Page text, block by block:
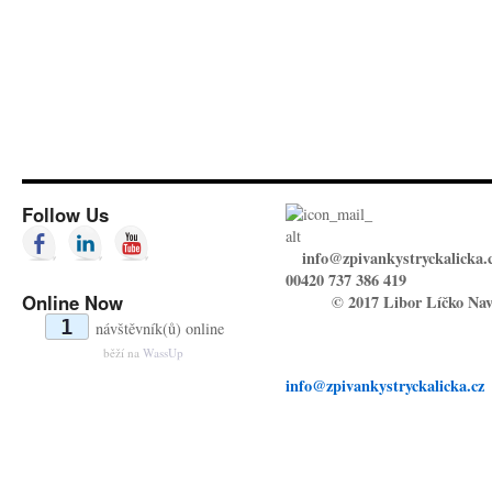
Follow Us
Online Now
1 návštěvník(ů) online
běží na WassUp
00420 737 386 419
© 2017 Libor Líčko
info@zpivankystryckalicka.cz